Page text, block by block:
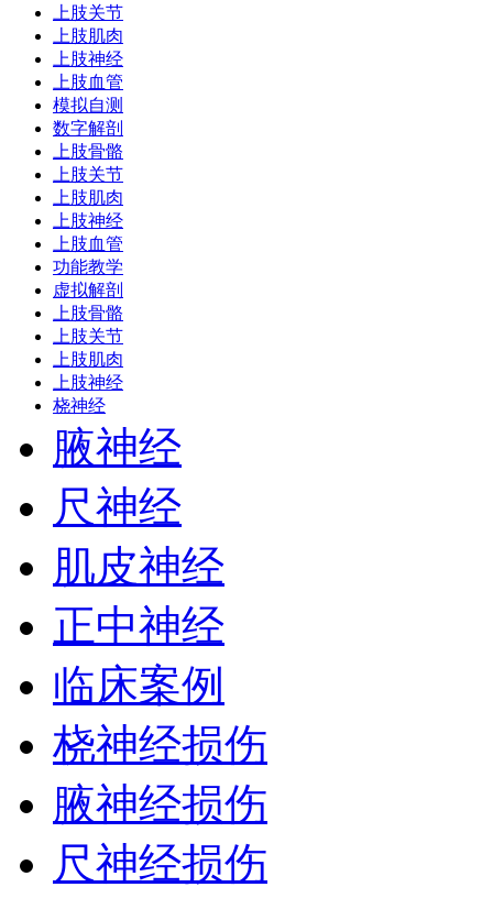
上肢关节
上肢肌肉
上肢神经
上肢血管
模拟自测
数字解剖
上肢骨骼
上肢关节
上肢肌肉
上肢神经
上肢血管
功能教学
虚拟解剖
上肢骨骼
上肢关节
上肢肌肉
上肢神经
桡神经
腋神经
尺神经
肌皮神经
正中神经
临床案例
桡神经损伤
腋神经损伤
尺神经损伤